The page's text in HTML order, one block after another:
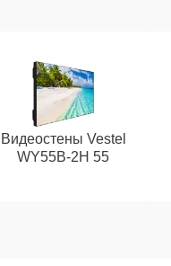
Видеостены Vestel
WY55B-2H 55